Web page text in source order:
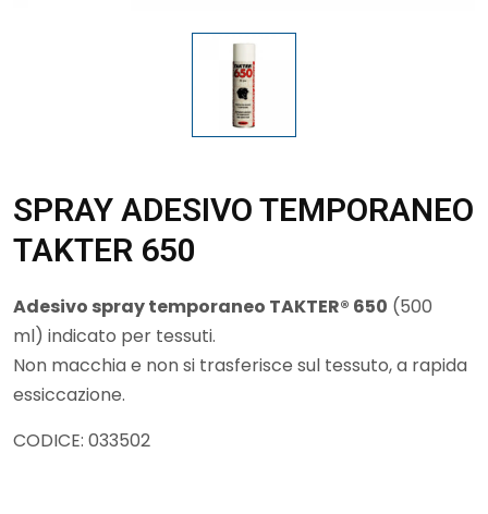
SPRAY ADESIVO TEMPORANEO
TAKTER 650
Adesivo spray temporaneo TAKTER® 650 (500
ml) indicato per tessuti.
Non macchia e non si trasferisce sul tessuto, a rapida
essiccazione.
CODICE: 033502